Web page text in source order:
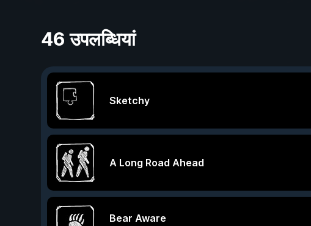
46 उपलब्धियां
Sketchy
A Long Road Ahead
Bear Aware